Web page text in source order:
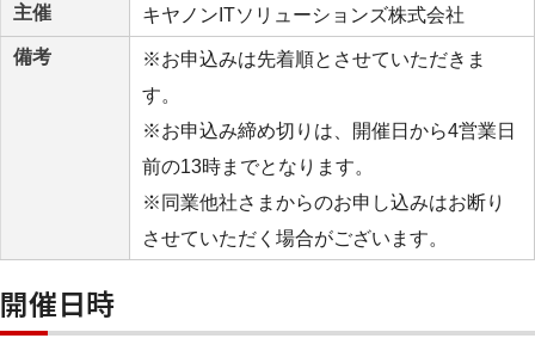
主催 キヤノンITソリューションズ株式会社
備考
※お申込みは先着順とさせていただきま
す。
※お申込み締め切りは、開催日から4営業日
前の13時までとなります。
※同業他社さまからのお申し込みはお断り
させていただく場合がございます。
開催日時